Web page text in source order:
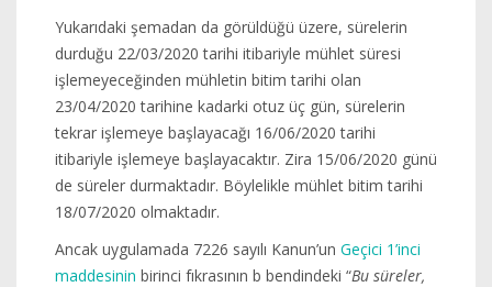
Yukarıdaki şemadan da görüldüğü üzere, sürelerin
durduğu 22/03/2020 tarihi itibariyle mühlet süresi
işlemeyeceğinden mühletin bitim tarihi olan
23/04/2020 tarihine kadarki otuz üç gün, sürelerin
tekrar işlemeye başlayacağı 16/06/2020 tarihi
itibariyle işlemeye başlayacaktır. Zira 15/06/2020 günü
de süreler durmaktadır. Böylelikle mühlet bitim tarihi
18/07/2020 olmaktadır.
Ancak uygulamada 7226 sayılı Kanun’un Geçici 1’inci
maddesinin birinci fıkrasının b bendindeki “Bu süreler,